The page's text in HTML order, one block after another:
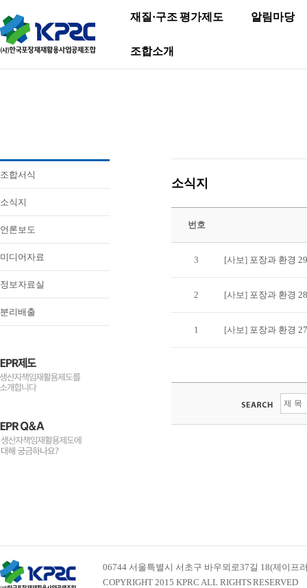
재질·구조 평가제도 알림마당
조합소개
조합서식
소식지
언론보도
미디어자료
정보자료실
분리배출
소식지
번호
3 [사보] 포장과 환경
2 [사보] 포장과 환경
1 [사보] 포장과 환경
06744 서울특별시 서초구 바우뫼로37길 18(제이프
COPYRIGHT 2015 KPRC ALL RIGHTS RESERVED